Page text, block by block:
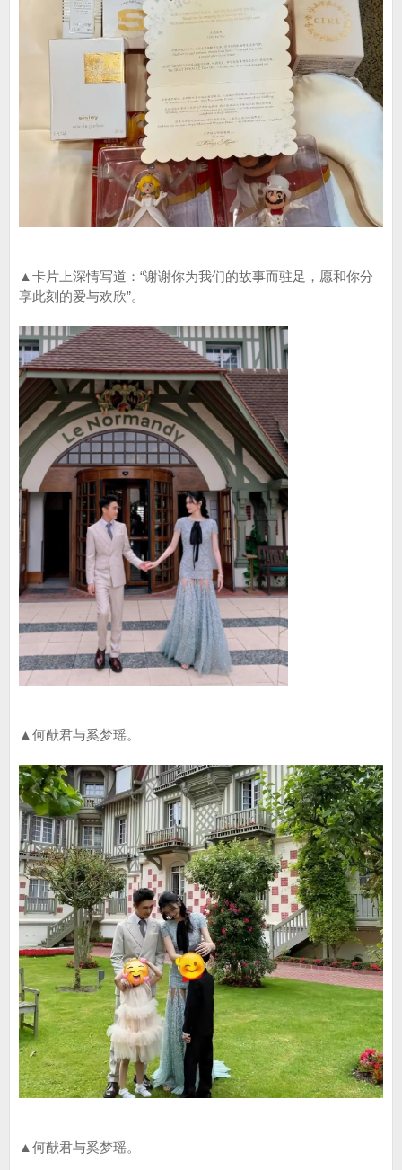
▲卡片上深情写道：“谢谢你为我们的故事而驻足，愿和你分
享此刻的爱与欢欣”。
▲何猷君与奚梦瑶。
▲何猷君与奚梦瑶。